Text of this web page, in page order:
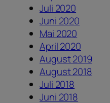
Juli 2020
Juni 2020
Mai 2020
April 2020
August 2019
August 2018
Juli 2018
Juni 2018